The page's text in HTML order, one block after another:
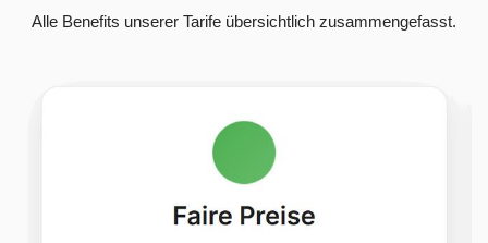
Alle Benefits unserer Tarife übersichtlich zusammengefasst.